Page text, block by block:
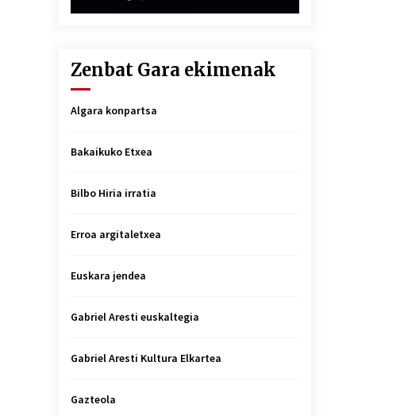
Zenbat Gara ekimenak
Algara konpartsa
Bakaikuko Etxea
Bilbo Hiria irratia
Erroa argitaletxea
Euskara jendea
Gabriel Aresti euskaltegia
Gabriel Aresti Kultura Elkartea
Gazteola